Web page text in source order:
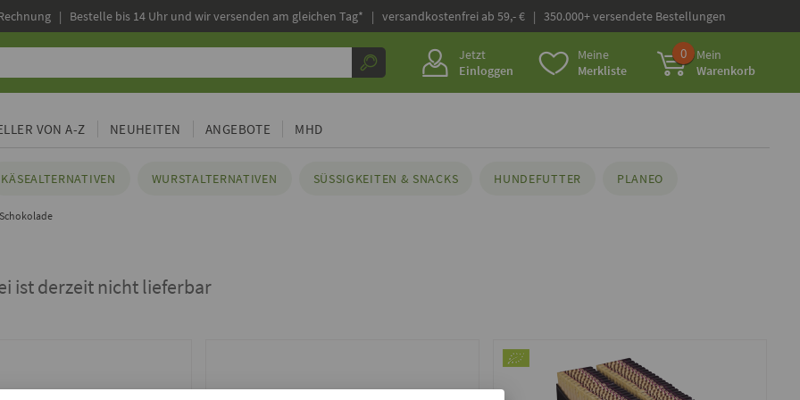
| Bestelle bis 14 Uhr und wir versenden am gleichen Tag* | versandkostenfrei ab 59,- € | 350.000+ versendete Bestellungen
Jetzt
Einloggen
Meine
Merkliste
0
Mein
Warenkorb
VON A-Z NEUHEITEN ANGEBOTE MHD
KÄSEALTERNATIVEN WURSTALTERNATIVEN SÜSSIGKEITEN & SNACKS HUNDEFUTTER PLANEO
ist derzeit nicht lieferbar